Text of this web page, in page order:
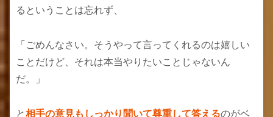
るということは忘れず、
「ごめんなさい。そうやって言ってくれるのは嬉しい
ことだけど、それは本当やりたいことじゃないん
だ。」
と相手の意見もしっかり聞いて尊重して答えるのがベ